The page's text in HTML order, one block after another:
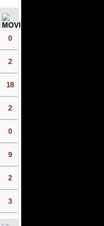
0
2
18
2
0
9
2
3